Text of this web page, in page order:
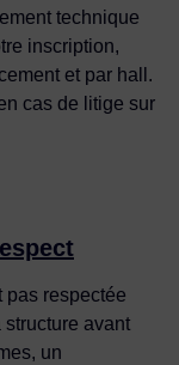
technique
inscription,
et par hall.
cas de litige sur
pas respectée
avant
un